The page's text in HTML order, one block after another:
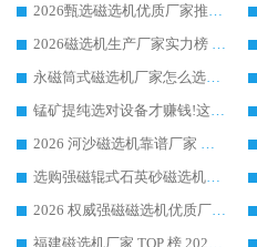
2026甄选磁选机优质厂家推荐：潍坊华体会手机网页版-华体会(中国) ，凭实力稳居行业前列
2026磁选机生产厂家实力榜 TOP1：华体会手机网页版-华体会(中国) 凭什么成为行业喜欢选?
永磁筒式磁选机厂家怎么选?14 年老厂华体会手机网页版-华体会(中国) 凭实力出圈，这 5 大优势太圈粉
锰矿提纯选对设备才赚钱!这家临朐厂家的强磁辊磁选机凭啥成行业标杆?
2026 河沙磁选机靠谱厂家 华体会手机网页版-华体会(中国) 临朐大厂实地测评
选购强磁辊式石英砂磁选机技巧 实体源头厂家认准华体会手机网页版-华体会(中国)
2026 权威强磁磁选机优质厂家推荐：潍坊华体会手机网页版-华体会(中国) 凭实力领跑工业除铁提纯赛道
福建磁选机厂家 TOP 榜 2026：华体会手机网页版-华体会(中国) 凭 18000GS 强磁技术稳坐第一，这 5 家闭眼选不踩坑